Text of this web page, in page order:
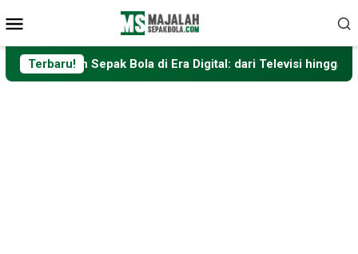
ke
kontenMobile
Terbaru!
Bola di Era Digital: dari Televisi hingga Platform